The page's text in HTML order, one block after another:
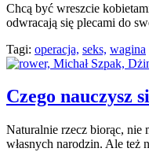
Chcą być wreszcie
odwracają się plecami do
Tagi: operacja, seks, wagina
Czego nauczysz
Naturalnie rzecz biorąc, nie
własnych narodzin. Ale